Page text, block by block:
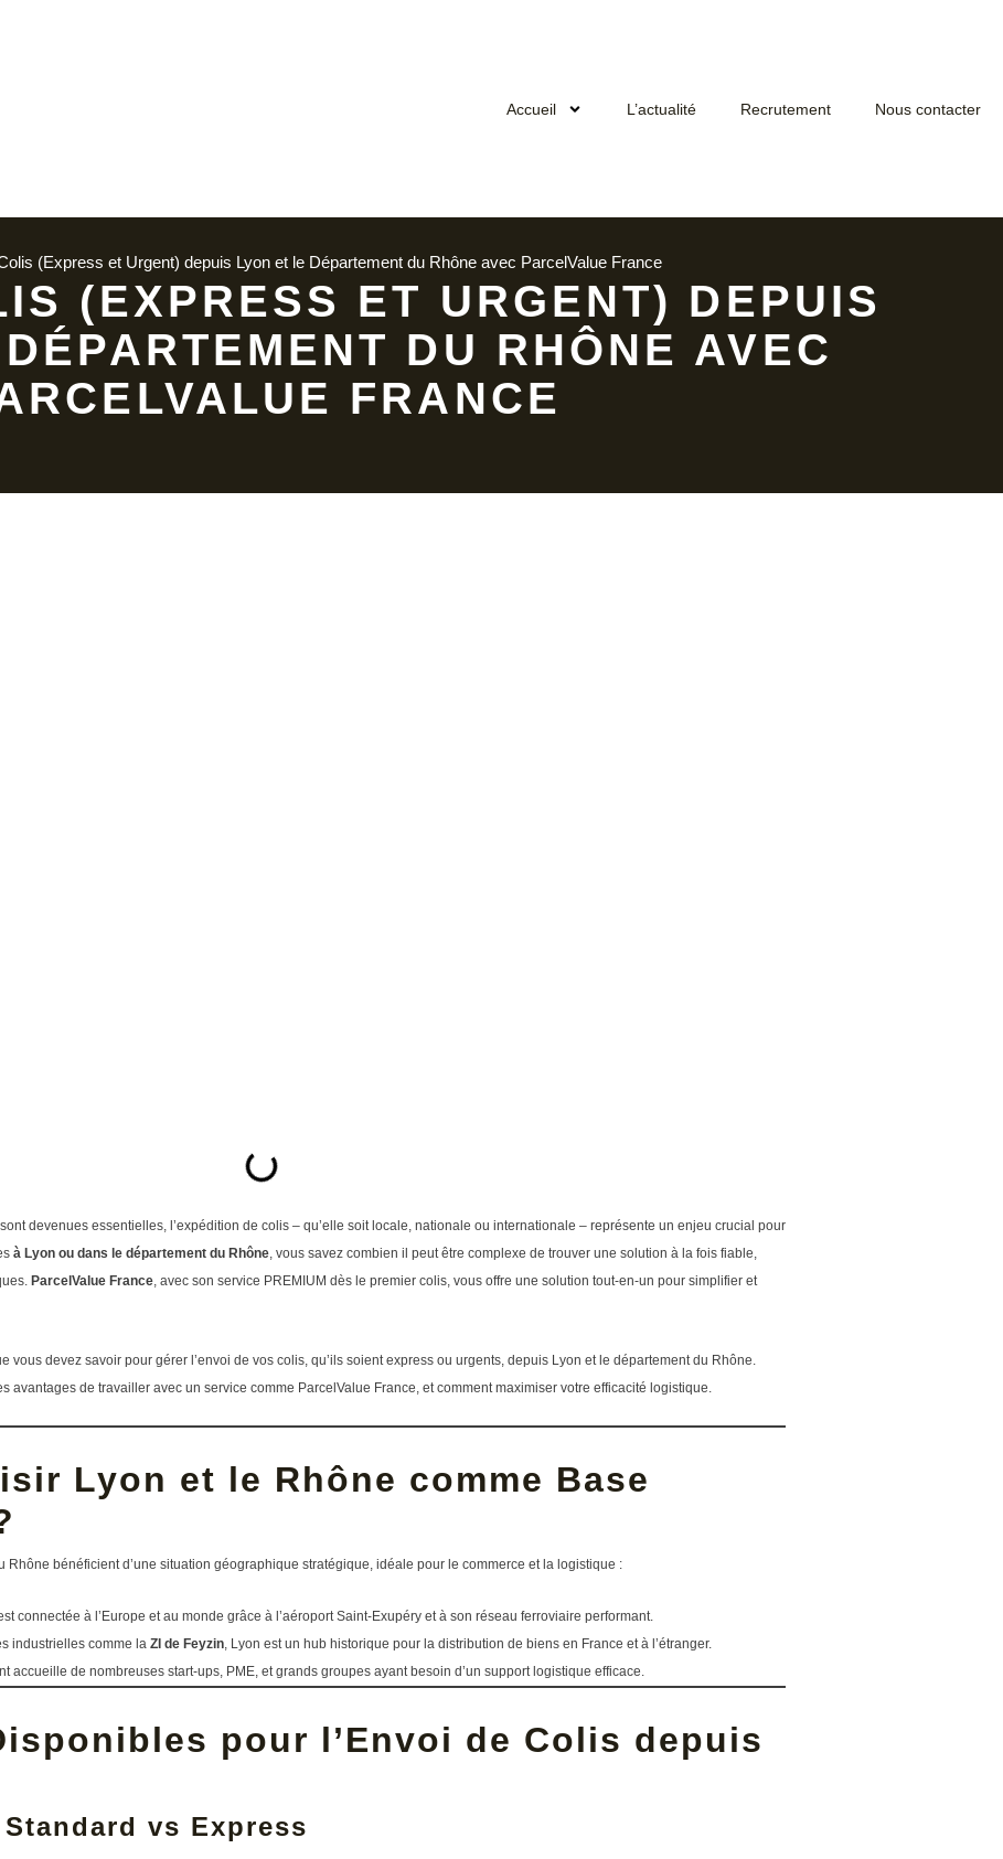
Accueil L’actualité Recrutement Nous contacter
(Express et Urgent) depuis Lyon et le Département du Rhône avec ParcelValue France
(EXPRESS ET URGENT) DEPUIS
DU RHÔNE AVEC
FRANCE
devenues essentielles, l’expédition de colis – qu’elle soit locale, nationale ou internationale – représente un enjeu crucial pour
à Lyon ou dans le département du Rhône, vous savez combien il peut être complexe de trouver une solution à la fois fiable,
ParcelValue France, avec son service PREMIUM dès le premier colis, vous offre une solution tout-en-un pour simplifier et
vous devez savoir pour gérer l’envoi de vos colis, qu’ils soient express ou urgents, depuis Lyon et le département du Rhône.
avantages de travailler avec un service comme ParcelValue France, et comment maximiser votre efficacité logistique.
Lyon et le Rhône comme Base
Rhône bénéficient d’une situation géographique stratégique, idéale pour le commerce et la logistique :
connectée à l’Europe et au monde grâce à l’aéroport Saint-Exupéry et à son réseau ferroviaire performant.
industrielles comme la ZI de Feyzin , Lyon est un hub historique pour la distribution de biens en France et à l’étranger.
accueille de nombreuses start-ups, PME, et grands groupes ayant besoin d’un support logistique efficace.
pour l’Envoi de Colis depuis
vs Express